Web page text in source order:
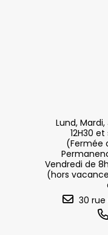
Lund,
12H30 et
(Fermée
Vendredi de
(hors
30 rue